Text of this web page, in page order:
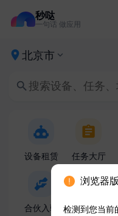
秒哒
一句话 做应用
浏览器
检测到您当前